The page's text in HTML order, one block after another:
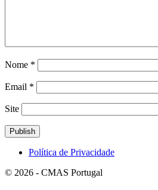
Nome *
Email *
Site
Política de Privacidade
© 2026 - CMAS Portugal